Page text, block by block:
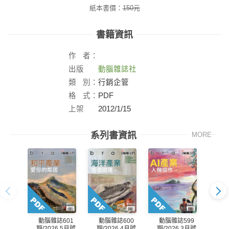
紙本書價：150元
書籍資訊
作
者：
出版
社：
動腦雜誌社
類
別： 行銷企管
格
式： PDF
上架
2012/1/15
系列書資訊 MORE
動腦雜誌601
動腦雜誌600
動腦雜誌599